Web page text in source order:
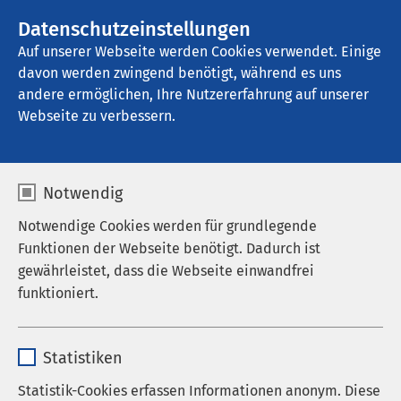
Datenschutzeinstellungen
Auf unserer Webseite werden Cookies verwendet. Einige
davon werden zwingend benötigt, während es uns
andere ermöglichen, Ihre Nutzererfahrung auf unserer
Webseite zu verbessern.
Notwendig
Notwendige Cookies werden für grundlegende
Funktionen der Webseite benötigt. Dadurch ist
gewährleistet, dass die Webseite einwandfrei
funktioniert.
Anbieter sgalinski
Statistiken
Statistik-Cookies erfassen Informationen anonym. Diese
AMEOS Klinikum Aschersleben
Zentrales
Belegungsmanagement
Aufgabe des zentralen
Belegungsmanagement (ZBM)ist, die
Terminvergabe für alle planbar aufzunehmenden
Patientinnen und Patienten. Außerdem organisiert
das ZBM Stationszuweisungen der Behandelten, die